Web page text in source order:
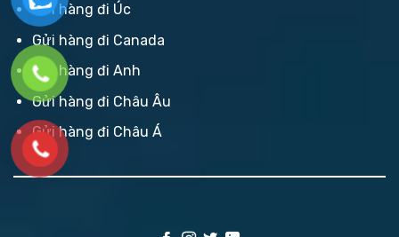
Gửi hàng đi Úc
Gửi hàng đi Canada
Gửi hàng đi Anh
Gửi hàng đi Châu Âu
Gửi hàng đi Châu Á